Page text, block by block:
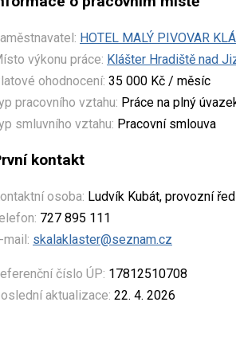
HOTEL MALÝ PIVOVAR
výkonu práce: Klášter Hradiště nad
ohodnocení: 35 000 Kč / měsíc
pracovního vztahu: Práce na plný
smluvního vztahu: Pracovní smlouva
kontakt
osoba: Ludvík Kubát, provozní
727 895 111
mail: skalaklaster@seznam.cz
číslo ÚP: 17812510708
aktualizace: 22. 4. 2026